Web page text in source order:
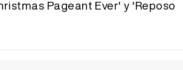
Pageant Ever' y 'Reposo